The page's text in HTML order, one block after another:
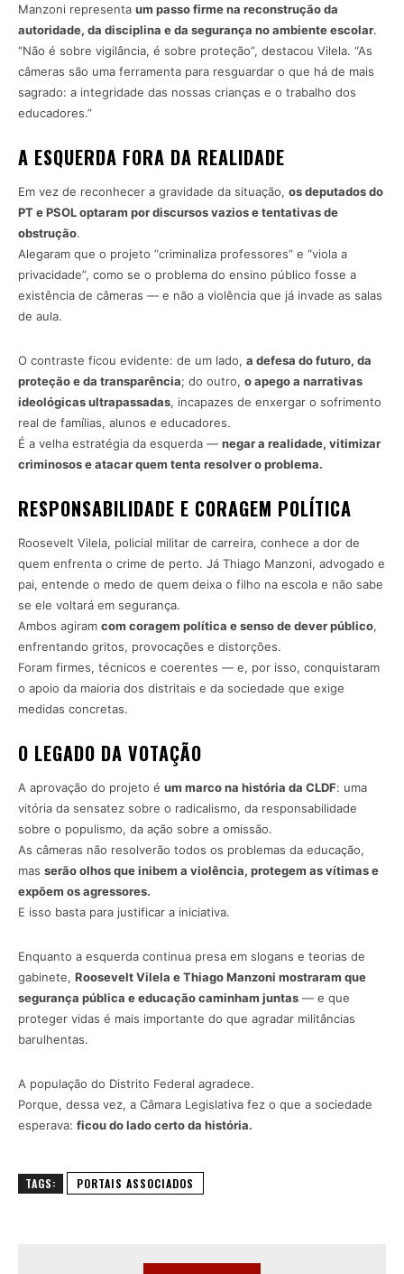
Manzoni representa um passo firme na reconstrução da
autoridade, da disciplina e da segurança no ambiente escolar.
“Não é sobre vigilância, é sobre proteção”, destacou Vilela. “As
câmeras são uma ferramenta para resguardar o que há de mais
sagrado: a integridade das nossas crianças e o trabalho dos
educadores.”
A ESQUERDA FORA DA REALIDADE
Em vez de reconhecer a gravidade da situação, os deputados do
PT e PSOL optaram por discursos vazios e tentativas de
obstrução.
Alegaram que o projeto “criminaliza professores” e “viola a
privacidade”, como se o problema do ensino público fosse a
existência de câmeras — e não a violência que já invade as salas
de aula.
O contraste ficou evidente: de um lado, a defesa do futuro, da
proteção e da transparência; do outro, o apego a narrativas
ideológicas ultrapassadas, incapazes de enxergar o sofrimento
real de famílias, alunos e educadores.
É a velha estratégia da esquerda — negar a realidade, vitimizar
criminosos e atacar quem tenta resolver o problema.
RESPONSABILIDADE E CORAGEM POLÍTICA
Roosevelt Vilela, policial militar de carreira, conhece a dor de
quem enfrenta o crime de perto. Já Thiago Manzoni, advogado e
pai, entende o medo de quem deixa o filho na escola e não sabe
se ele voltará em segurança.
Ambos agiram com coragem política e senso de dever público,
enfrentando gritos, provocações e distorções.
Foram firmes, técnicos e coerentes — e, por isso, conquistaram
o apoio da maioria dos distritais e da sociedade que exige
medidas concretas.
O LEGADO DA VOTAÇÃO
A aprovação do projeto é um marco na história da CLDF: uma
vitória da sensatez sobre o radicalismo, da responsabilidade
sobre o populismo, da ação sobre a omissão.
As câmeras não resolverão todos os problemas da educação,
mas serão olhos que inibem a violência, protegem as vítimas e
expõem os agressores.
E isso basta para justificar a iniciativa.
Enquanto a esquerda continua presa em slogans e teorias de
gabinete, Roosevelt Vilela e Thiago Manzoni mostraram que
segurança pública e educação caminham juntas — e que
proteger vidas é mais importante do que agradar militâncias
barulhentas.
A população do Distrito Federal agradece.
Porque, dessa vez, a Câmara Legislativa fez o que a sociedade
esperava: ficou do lado certo da história.
TAGS: PORTAIS ASSOCIADOS